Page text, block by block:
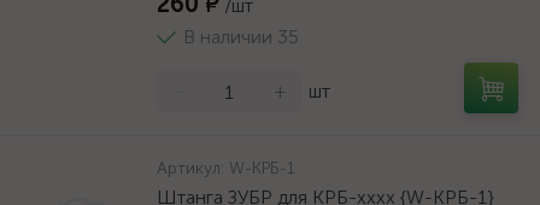
/шт
В наличии 35
+ шт
Артикул: W-КРБ-1
Штанга ЗУБР для КРБ-хххх {W-КРБ-1}